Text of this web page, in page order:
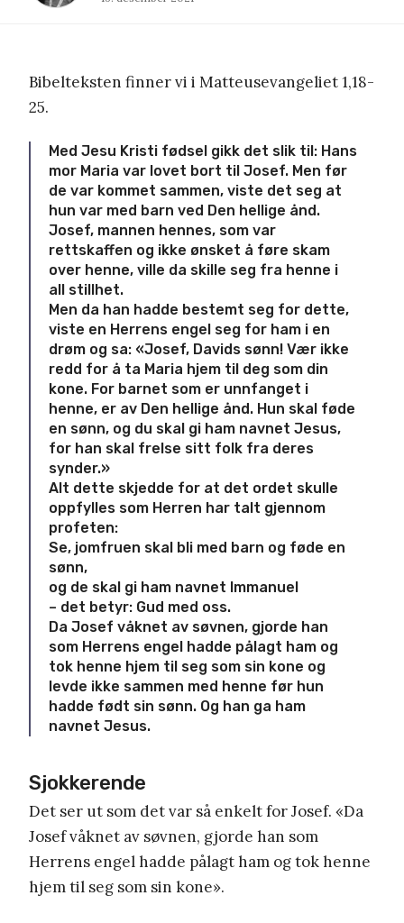
Bibelteksten finner vi i Matteusevangeliet 1,18-
25.
Med Jesu Kristi fødsel gikk det slik til: Hans
mor Maria var lovet bort til Josef. Men før
de var kommet sammen, viste det seg at
hun var med barn ved Den hellige ånd.
Josef, mannen hennes, som var
rettskaffen og ikke ønsket å føre skam
over henne, ville da skille seg fra henne i
all stillhet.
Men da han hadde bestemt seg for dette,
viste en Herrens engel seg for ham i en
drøm og sa: «Josef, Davids sønn! Vær ikke
redd for å ta Maria hjem til deg som din
kone. For barnet som er unnfanget i
henne, er av Den hellige ånd. Hun skal føde
en sønn, og du skal gi ham navnet Jesus,
for han skal frelse sitt folk fra deres
synder.»
Alt dette skjedde for at det ordet skulle
oppfylles som Herren har talt gjennom
profeten:
Se, jomfruen skal bli med barn og føde en
sønn,
og de skal gi ham navnet Immanuel
– det betyr: Gud med oss.
Da Josef våknet av søvnen, gjorde han
som Herrens engel hadde pålagt ham og
tok henne hjem til seg som sin kone og
levde ikke sammen med henne før hun
hadde født sin sønn. Og han ga ham
navnet Jesus.
Sjokkerende
Det ser ut som det var så enkelt for Josef. «Da
Josef våknet av søvnen, gjorde han som
Herrens engel hadde pålagt ham og tok henne
hjem til seg som sin kone».